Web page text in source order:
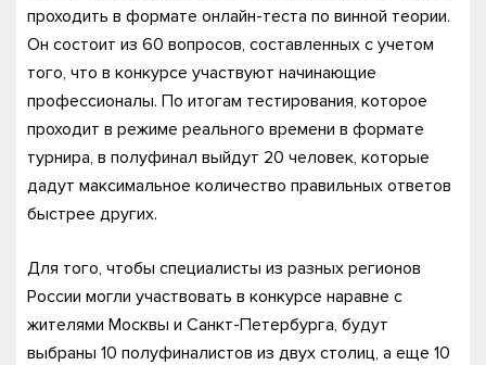
проходить в формате онлайн-теста по винной теории.
Он состоит из 60 вопросов, составленных с учетом
того, что в конкурсе участвуют начинающие
профессионалы. По итогам тестирования, которое
проходит в режиме реального времени в формате
турнира, в полуфинал выйдут 20 человек, которые
дадут максимальное количество правильных ответов
быстрее других.
Для того, чтобы специалисты из разных регионов
России могли участвовать в конкурсе наравне с
жителями Москвы и Санкт-Петербурга, будут
выбраны 10 полуфиналистов из двух столиц, а еще 10